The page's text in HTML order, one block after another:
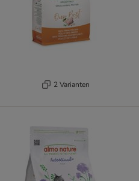
2 Varianten